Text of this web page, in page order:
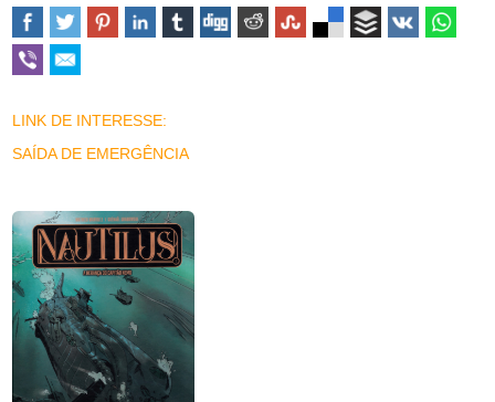
LINK DE INTERESSE:
SAÍDA DE EMERGÊNCIA